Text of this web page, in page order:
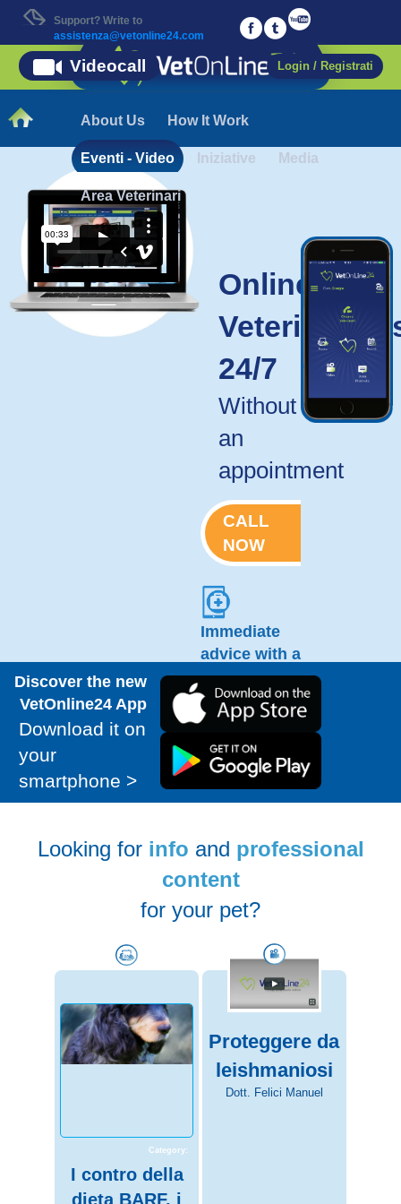
Support? Write to
assistenza@vetonline24.com
About Us How It Work
Eventi - Video Iniziative Media
Area Veterinari
Login / Registrati
Videocall
Online
24/7
Without
an
appointment
CALL
NOW
Immediate
advice with a
REGISTERED
VETERINARIAN
clicca
Discover the new
VetOnline24 App
Download it on
your
smartphone >
Looking for info and professional
content
for your pet?
Salute del
attenzione alla
torsione
La salute del cane è
importante, proprio come
la nostra. Per questo, è
importante imparare a
I contro della
dieta BARF, i
Proteggere da
leishmaniosi
Dott. Felici Manuel